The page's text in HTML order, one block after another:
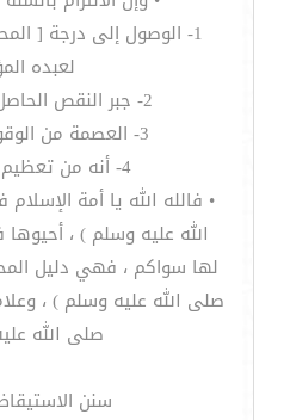
1- الوصول إلى درجة [
لعبده
2- جبر النقص الحاصل في الفرائض .
3- العصمة من الوقوع في البدعة .
4- أنه من تعظيم شعائر الله .
• فالله الله يا أمة
الله عليه وسلم ) ،
لها سواكم ، فهي دليل
صلى الله عليه وسلم ) ،
صلى الله
سنن